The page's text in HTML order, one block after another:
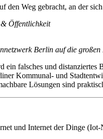
den Weg gebracht, an der
Öffentlichkeit
Berlin auf die
falsches und
Kommunal- und
Lösungen sind
und Internet der Dinge